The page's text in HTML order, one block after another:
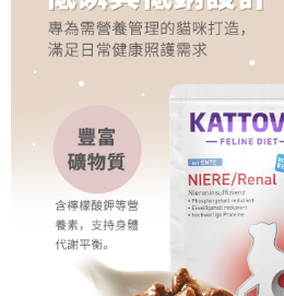
後付繳納相關費用。
※ 交易是否成功請以「AFTEE先享後付 」
是否繳費成功／繳費後需取消欲退款等相關
客戶支援中心」
https://
１．透過由恩沛科技股份有限公司提供之「
易，需依本服務之必要範圍內提供個人資料
權轉讓予恩沛科技股份有限公司。
２．關於個人資料處理事宜，請瀏覽以下網址
https://aftee.tw/terms/#terms3
３．未成年的使用者請事先徵得法定代理人
「AFTEE先享後付」，若未經同意申辦者引
４．使用「AFTEE先享後付」時，將依據個
付款後7-11取貨
每筆NT$60，滿NT$1,111(含以上)免運
每筆NT$110，滿NT$2,100(含以上)免